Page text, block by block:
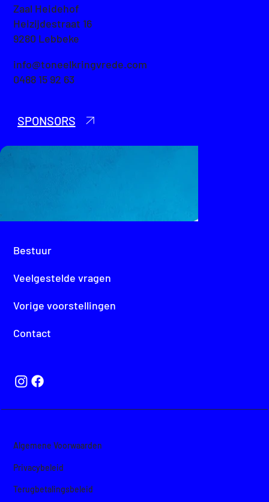
Zaal Heidehof
Heizijdestraat 16
info@toneelkringvrede.com
9280 Lebbeke
0488 15 92 63
SPONSORS
Bestuur
Veelgestelde vragen
Vorige voorstellingen
Contact
Algemene Voorwaarden
Privacybeleid
Terugbetalingsbeleid